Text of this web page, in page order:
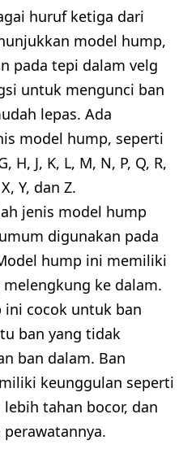
huruf ketiga dari
model hump,
pada tepi dalam velg
untuk mengunci ban
lepas. Ada
model hump, seperti
H, J, K, L, M, N, P, Q, R,
Y, dan Z.
jenis model hump
digunakan pada
hump ini memiliki
ke dalam.
ini cocok untuk ban
ban yang tidak
ban dalam. Ban
keunggulan seperti
tahan bocor, dan